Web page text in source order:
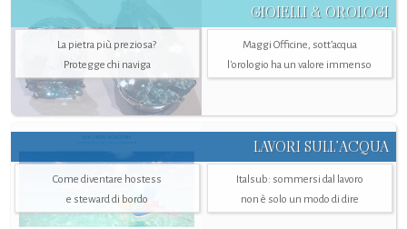
GIOIELLI & OROLOGI
La pietra più preziosa?
Protegge chi naviga
Maggi Officine, sott’acqua
l'orologio ha un valore immenso
LAVORI SULL’ACQUA
Come diventare hostess
e steward di bordo
Italsub: sommersi dal lavoro
non è solo un modo di dire